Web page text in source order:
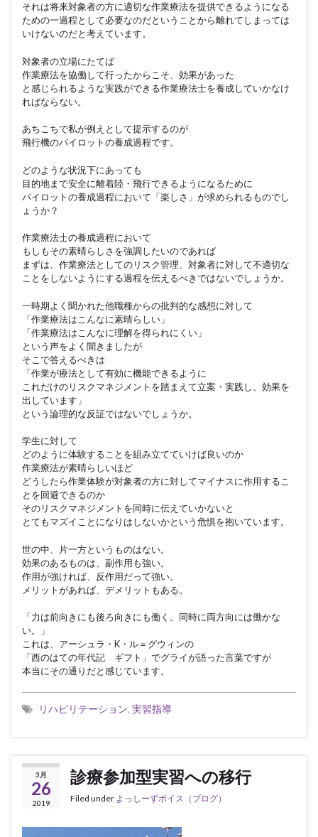
それは将来対象者の方に適切な作業療法を提供できるようになる
ための一過程として必要なのだということから離れてしまっては
いけないのだと考えています。
対象者の立場にたてば
作業療法を協働して行ったからこそ、効果があった
と感じられるような実践ができる作業療法士を養成していかなけ
ればならない。
あちこちで私が例えとして提示するのが
飛行機のパイロットの養成過程です。
どのような状況下にあっても
目的地まで安全に離着陸・飛行できるようになるために
パイロットの養成過程において「楽しさ」が求められるものでし
ょうか？
作業療法士の養成過程において
もしもその素晴らしさを強調したいのであれば
まずは、作業療法としてのリスク管理、対象者に対して不適切な
ことをしないようにする過程を伝えるべきではないでしょうか。
一時期よく聞かれた他職種からの批判的な感想に対して
「作業療法はこんなに素晴らしい」
「作業療法はこんなに理解を得られにくい」
という声をよく聞きましたが
そこで答えるべきは
「作業が療法として有効に機能できるように
これだけのリスクマネジメントを踏まえて立案・実践し、効果を
出しています」
という論理的な反証ではないでしょうか。
学生に対して
どのように体験することを組み立てていけば良いのか
作業療法が素晴らしいほど
どうしたら作業体験が対象者の方に対してマイナスに作用するこ
とを回避できるのか
そのリスクマネジメントを同時に伝えていかないと
とてもマズイことになりはしないかという危惧を抱いています。
世の中、片一方というものはない。
効果のあるものは、副作用も強い。
作用が強ければ、反作用だって強い。
メリットがあれば、デメリットもある。
「力は前向きにも後ろ向きにも働く。同時に両方向には働かな
い。」
これは、アーシュラ・K・ル＝グウィンの
「西のはての年代記 ギフト」でグライが語った言葉ですが
本当にその通りだと感じています。
リハビリテーション, 実習指導
3月
26
2019
診療参加型実習への移行
Filed under よっしーずボイス（ブログ）